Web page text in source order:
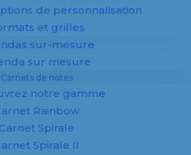
de personnalisation
et grilles
sur-mesure
sur mesure
Carnets de notes
notre gamme
Rainbow
Carnet Spirale
Spirale II
fabrication d’agendas
imprimés
entreprises, Margy
accompagne dans la
publicitaires sur